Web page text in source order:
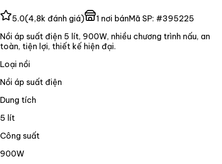
5.0(4,8k đánh giá) 1 nơi bánMã SP: #395225
Nồi áp suất điện 5 lít, 900W, nhiều chương trình nấu, an
toàn, tiện lợi, thiết kế hiện đại.
Loại nồi
Nồi áp suất điện
Dung tích
5 lít
Công suất
900W